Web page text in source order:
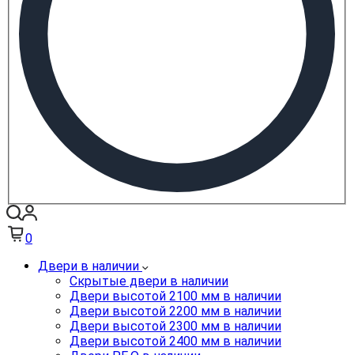
0
Двери в наличии
Скрытые двери в наличии
Двери высотой 2100 мм в наличии
Двери высотой 2200 мм в наличии
Двери высотой 2300 мм в наличии
Двери высотой 2400 мм в наличии